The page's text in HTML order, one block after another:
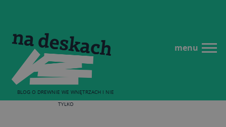
BLOG O DREWNIE WE WNĘTRZACH I NIE
TYLKO
menu